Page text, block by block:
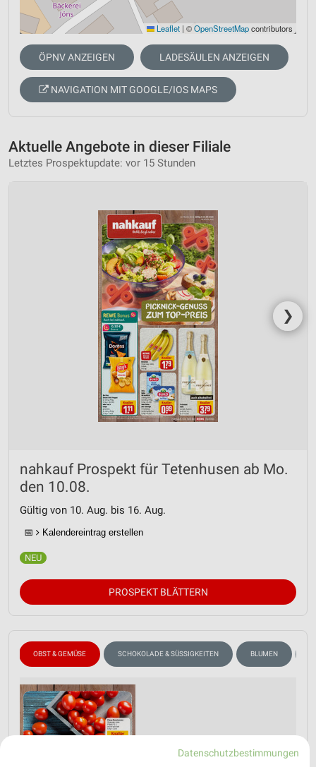
Leaflet | ©OpenStreetMapcontributors
ÖPNV ANZEIGEN LADESÄULEN ANZEIGEN
NAVIGATION MIT GOOGLE/IOS MAPS
Aktuelle Angebote in dieser Filiale
Letztes Prospektupdate: vor 15 Stunden
❯
nahkauf Prospekt für Tetenhusen ab Mo.
den 10.08.
Gültig von 10. Aug. bis 16. Aug.
📅 Kalendereintrag erstellen
PROSPEKT BLÄTTERN
OBST & GEMÜSE SCHOKOLADE & SÜSSIGKEITEN BLUMEN
Datenschutzbestimmungen